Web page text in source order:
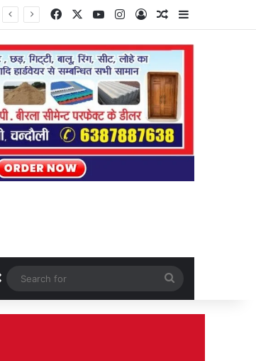
FacebookYouTubeInstagram
Log InRandom Article
Sidebar
Random Article
for